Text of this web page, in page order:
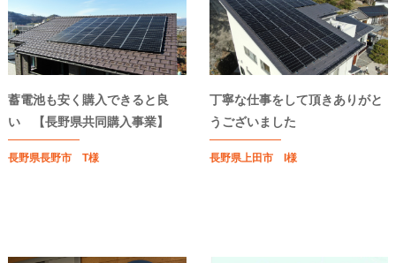
蓄電池も安く購入できると良
い 【長野県共同購入事業】
長野県長野市 T様
丁寧な仕事をして頂きありがと
うございました
長野県上田市 I様